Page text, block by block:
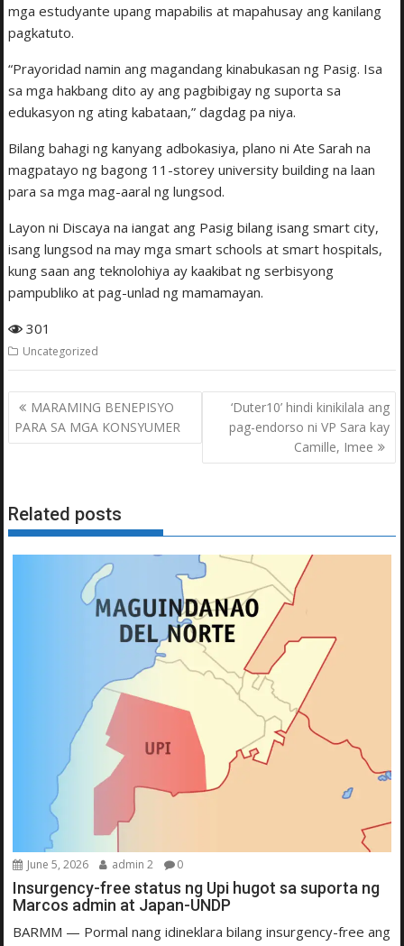
mga estudyante upang mapabilis at mapahusay ang kanilang
pagkatuto.
“Prayoridad namin ang magandang kinabukasan ng Pasig. Isa
sa mga hakbang dito ay ang pagbibigay ng suporta sa
edukasyon ng ating kabataan,” dagdag pa niya.
Bilang bahagi ng kanyang adbokasiya, plano ni Ate Sarah na
magpatayo ng bagong 11-storey university building na laan
para sa mga mag-aaral ng lungsod.
Layon ni Discaya na iangat ang Pasig bilang isang smart city,
isang lungsod na may mga smart schools at smart hospitals,
kung saan ang teknolohiya ay kaakibat ng serbisyong
pampubliko at pag-unlad ng mamamayan.
301
Uncategorized
Post
navigation
MARAMING BENEPISYO
PARA SA MGA KONSYUMER
‘Duter10’ hindi kinikilala ang
pag-endorso ni VP Sara kay
Camille, Imee
Related posts
June 5, 2026 admin 2 0
Insurgency-free status ng Upi hugot sa suporta ng
Marcos admin at Japan-UNDP
BARMM — Pormal nang idineklara bilang insurgency-free ang